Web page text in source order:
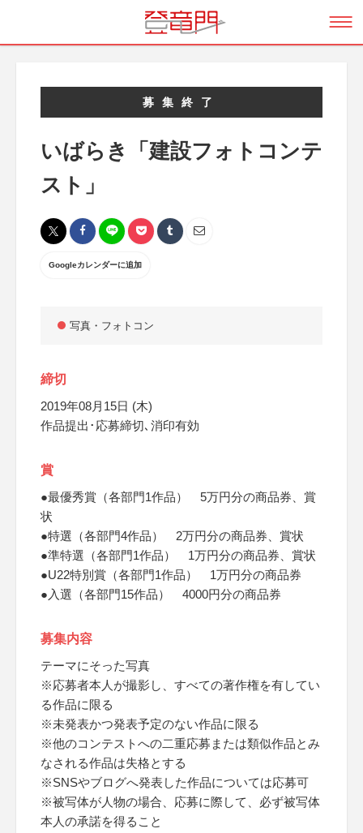
募集終了
いばらき「建設フォトコンテ
スト」
Googleカレンダーに追加
写真・フォトコン
締切
2019年08月15日 (木)
作品提出･応募締切､消印有効
賞
●最優秀賞（各部門1作品） 5万円分の商品券、賞
状
●特選（各部門4作品） 2万円分の商品券、賞状
●準特選（各部門1作品） 1万円分の商品券、賞状
●U22特別賞（各部門1作品） 1万円分の商品券
●入選（各部門15作品） 4000円分の商品券
募集内容
テーマにそった写真
※応募者本人が撮影し、すべての著作権を有してい
る作品に限る
※未発表かつ発表予定のない作品に限る
※他のコンテストへの二重応募または類似作品とみ
なされる作品は失格とする
※SNSやブログへ発表した作品については応募可
※被写体が人物の場合、応募に際して、必ず被写体
本人の承諾を得ること